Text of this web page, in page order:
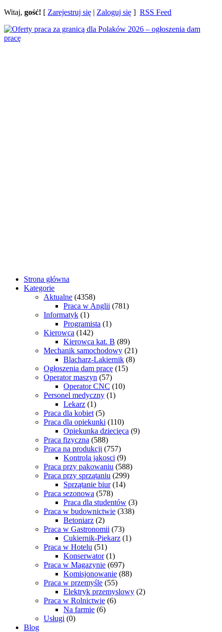
Witaj, gość! [ Zarejestruj się | Zaloguj się ] RSS Feed
Strona główna
Kategorie
Aktualne (4358)
Praca w Anglii (781)
Informatyk (1)
Programista (1)
Kierowca (142)
Kierowca kat. B (89)
Mechanik samochodowy (21)
Blacharz-Lakiernik (8)
Ogłoszenia dam pracę (15)
Operator maszyn (57)
Operator CNC (10)
Personel medyczny (1)
Lekarz (1)
Praca dla kobiet (5)
Praca dla opiekunki (110)
Opiekunka dziecięca (9)
Praca fizyczna (588)
Praca na produkcji (757)
Kontrola jakosci (9)
Praca przy pakowaniu (588)
Praca przy sprzątaniu (299)
Sprzątanie biur (14)
Praca sezonowa (578)
Praca dla studentów (3)
Praca w budownictwie (338)
Betoniarz (2)
Praca w Gastronomii (73)
Cukiernik-Piekarz (1)
Praca w Hotelu (51)
Konserwator (1)
Praca w Magazynie (697)
Komisjonowanie (88)
Praca w przemyśle (55)
Elektryk przemyslowy (2)
Praca w Rolnictwie (6)
Na farmie (6)
Usługi (0)
Blog